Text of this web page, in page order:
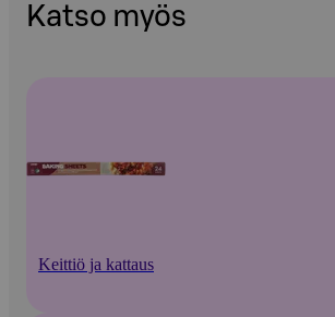
Katso myös
Keittiö ja kattaus